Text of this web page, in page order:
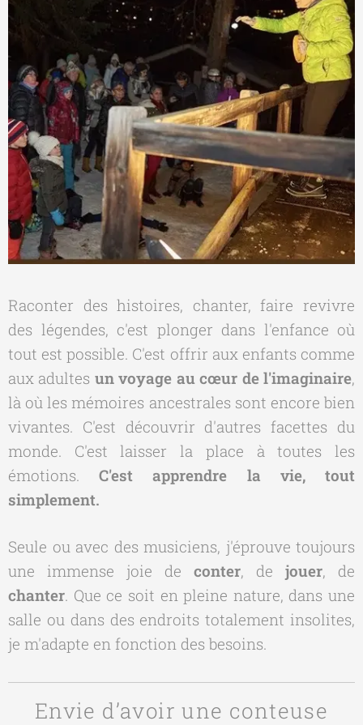
Raconter des histoires, chanter, faire revivre
des légendes, c'est plonger dans l'enfance où
tout est possible. C'est offrir aux enfants comme
aux adultes un voyage au cœur de l'imaginaire,
là où les mémoires ancestrales sont encore bien
vivantes. C'est découvrir d'autres facettes du
monde. C'est laisser la place à toutes les
émotions.C'est apprendre la vie, tout
simplement.
Seule ou avec des musiciens, j'éprouve toujours
une immense joie de conter, de jouer, de
chanter. Que ce soit en pleine nature, dans une
salle ou dans des endroits totalement insolites,
je m'adapte en fonction des besoins.
Envie d’avoir une conteuse